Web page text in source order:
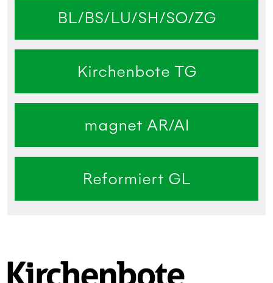
BL/BS/LU/SH/SO/ZG
Kirchenbote TG
magnet AR/AI
Reformiert GL